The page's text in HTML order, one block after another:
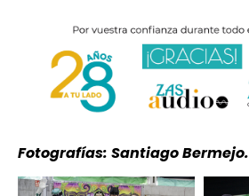
Fotografías: Santiago Bermejo.